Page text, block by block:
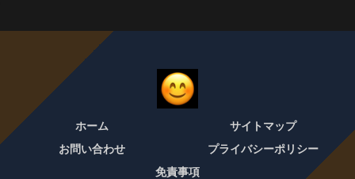
ホーム
サイトマップ
お問い合わせ
プライバシーポリシー
免責事項